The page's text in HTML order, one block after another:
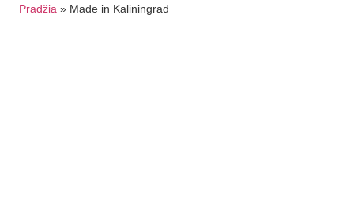
Pradžia » Made in Kaliningrad